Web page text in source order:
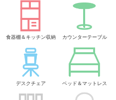
食器棚＆キッチン収納 カウンターテーブル
デスクチェア ベッド＆マットレス